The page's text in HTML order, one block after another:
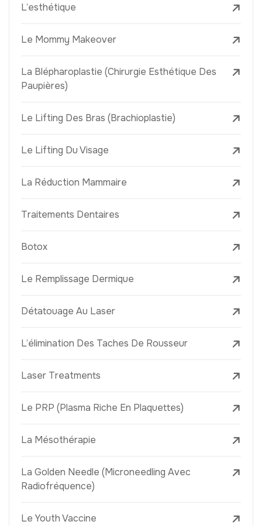
L’esthétique
Le Mommy Makeover
La Blépharoplastie (Chirurgie Esthétique Des
Paupières)
Le Lifting Des Bras (Brachioplastie)
Le Lifting Du Visage
La Réduction Mammaire
Traitements Dentaires
Botox
Le Remplissage Dermique
Détatouage Au Laser
L’élimination Des Taches De Rousseur
Laser Treatments
Le PRP (Plasma Riche En Plaquettes)
La Mésothérapie
La Golden Needle (Microneedling Avec
Radiofréquence)
Le Youth Vaccine